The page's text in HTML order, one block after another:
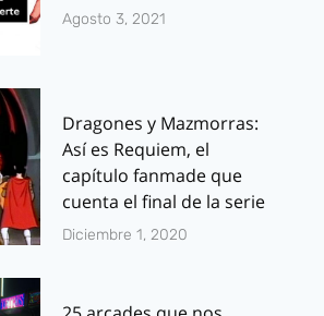
Agosto 3, 2021
Dragones y Mazmorras:
Así es Requiem, el
capítulo fanmade que
cuenta el final de la serie
Diciembre 1, 2020